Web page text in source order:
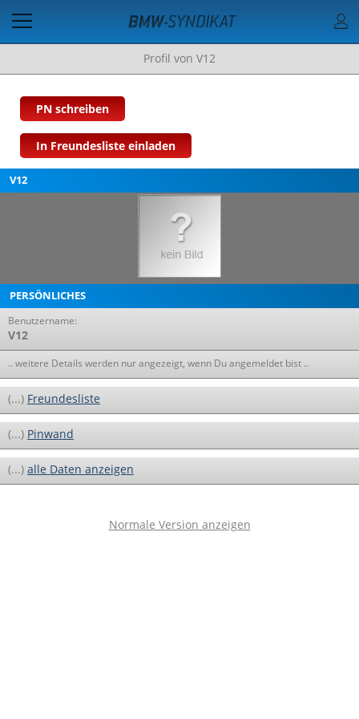
Profil von V12
PN schreiben
In Freundesliste einladen
V12
PERSÖNLICHES
Benutzername:
V12
.. weitere Details werden nur angezeigt, wenn Du angemeldet bist ..
(...) Freundesliste
(...) Pinwand
(...) alle Daten anzeigen
Normale Version anzeigen